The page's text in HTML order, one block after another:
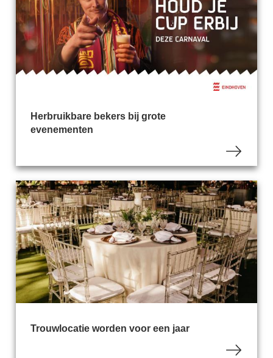
Herbruikbare bekers bij grote
evenementen
Trouwlocatie worden voor een jaar